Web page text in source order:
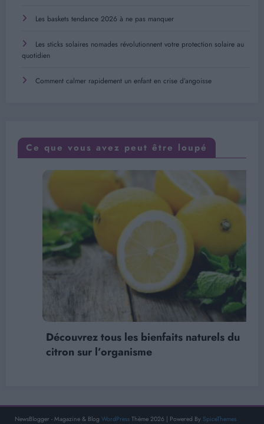
Les baskets tendance 2026 à ne pas manquer
Les sticks solaires nomades révolutionnent votre protection solaire au
quotidien
Comment calmer rapidement un enfant en crise d’angoisse
Ce que vous avez peut être loupé
Découvrez tous les bienfaits naturels du
citron sur l’organisme
NewsBlogger - Magazine & Blog WordPress Thème 2026 | Powered By SpiceThemes